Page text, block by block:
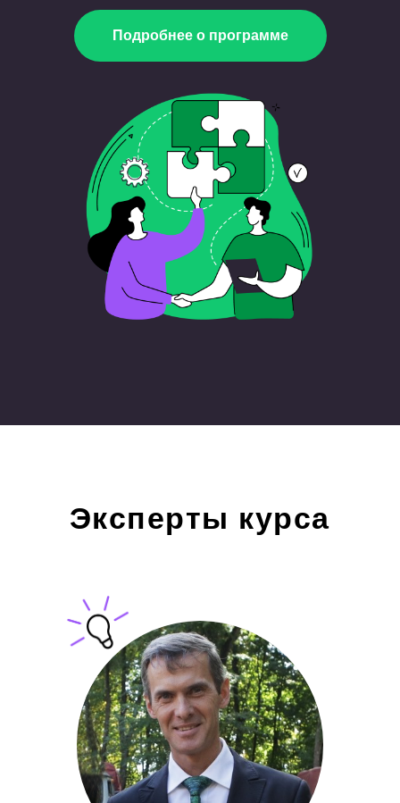
Подробнее о программе
Эксперты курса